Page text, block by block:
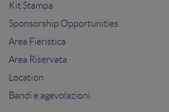
Kit Stampa
Sponsorship Opportunities
Area Fieristica
Area Riservata
Location
Bandi e agevolazioni